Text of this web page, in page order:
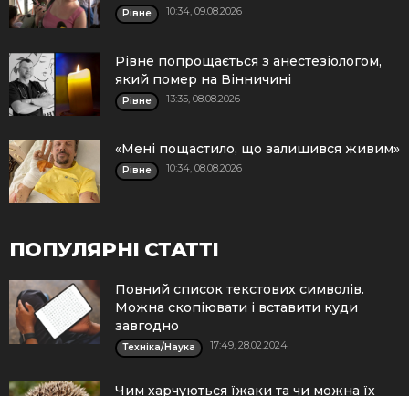
Рівне 10:34, 09.08.2026
Рівне попрощається з анестезіологом,
який помер на Вінничині
Рівне 13:35, 08.08.2026
«Мені пощастило, що залишився живим»
Рівне 10:34, 08.08.2026
ПОПУЛЯРНІ СТАТТІ
Повний список текстових символів.
Можна скопіювати і вставити куди
завгодно
Техніка/Наука 17:49, 28.02.2024
Чим харчуються їжаки та чи можна їх